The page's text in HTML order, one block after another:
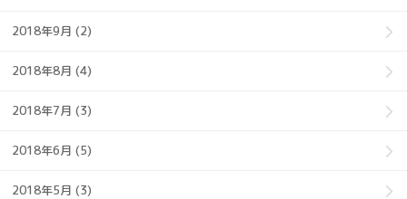
2018年9月 (2)
2018年8月 (4)
2018年7月 (3)
2018年6月 (5)
2018年5月 (3)